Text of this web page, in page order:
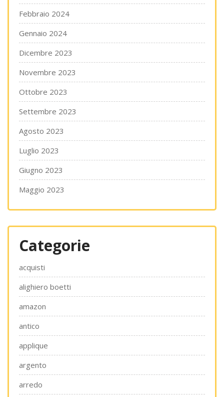
Febbraio 2024
Gennaio 2024
Dicembre 2023
Novembre 2023
Ottobre 2023
Settembre 2023
Agosto 2023
Luglio 2023
Giugno 2023
Maggio 2023
Categorie
acquisti
alighiero boetti
amazon
antico
applique
argento
arredo